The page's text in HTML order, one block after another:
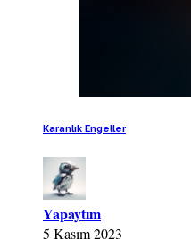
Karanlık Engeller
Yapaytım
5 Kasım 2023